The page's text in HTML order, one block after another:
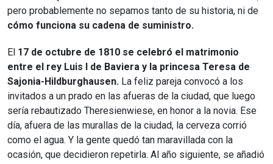
pero probablemente no sepamos tanto de su historia, ni de
cómo funciona su cadena de suministro.
El 17 de octubre de 1810 se celebró el matrimonio
entre el rey Luis I de Baviera y la princesa Teresa de
Sajonia-Hildburghausen. La feliz pareja convocó a los
invitados a un prado en las afueras de la ciudad, que luego
sería rebautizado Theresienwiese, en honor a la novia. Ese
día, afuera de las murallas de la ciudad, la cerveza corrió
como el agua. Y la gente quedó tan maravillada con la
ocasión, que decidieron repetirla. Al año siguiente, se añadió